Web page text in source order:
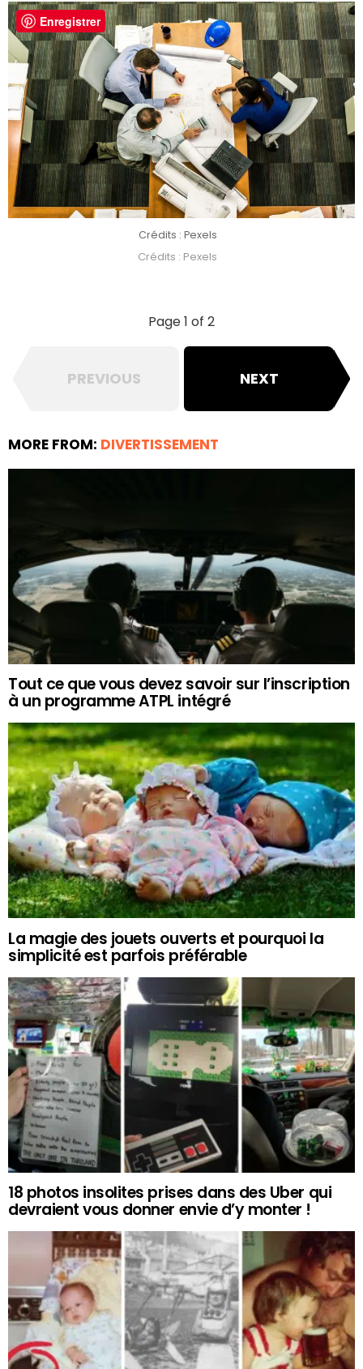
Crédits : Pexels
Crédits : Pexels
Page 1 of 2
PREVIOUS NEXT
MORE FROM: DIVERTISSEMENT
Tout ce que vous devez savoir sur l’inscription
à un programme ATPL intégré
La magie des jouets ouverts et pourquoi la
simplicité est parfois préférable
18 photos insolites prises dans des Uber qui
devraient vous donner envie d’y monter !
Enregistrer